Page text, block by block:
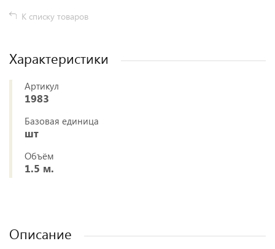
К списку товаров
Характеристики
Артикул
1983
Базовая единица
шт
Объём
1.5 м.
Описание